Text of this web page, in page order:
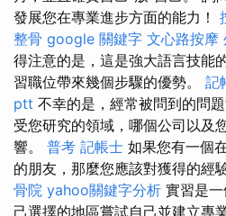
發展您在專業進步方面的能力！
整骨 google 關鍵字 文心路按摩
得注意的是，這是強大語言技能
習職位帶來幾個步驟的優勢。 記
ptt 不幸的是，經常被問到的問
受您研究的領域，哪個公司以及
響。 普考 記帳士 如果您有一個
的朋友，那麼您應該對獲得的經
骨院 yahoo關鍵字分析 實習是
己選擇的地區嘗試自己並建立專業